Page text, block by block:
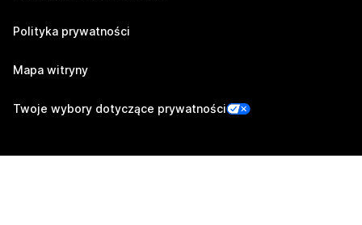
Polityka prywatności
Mapa witryny
Twoje wybory dotyczące prywatności